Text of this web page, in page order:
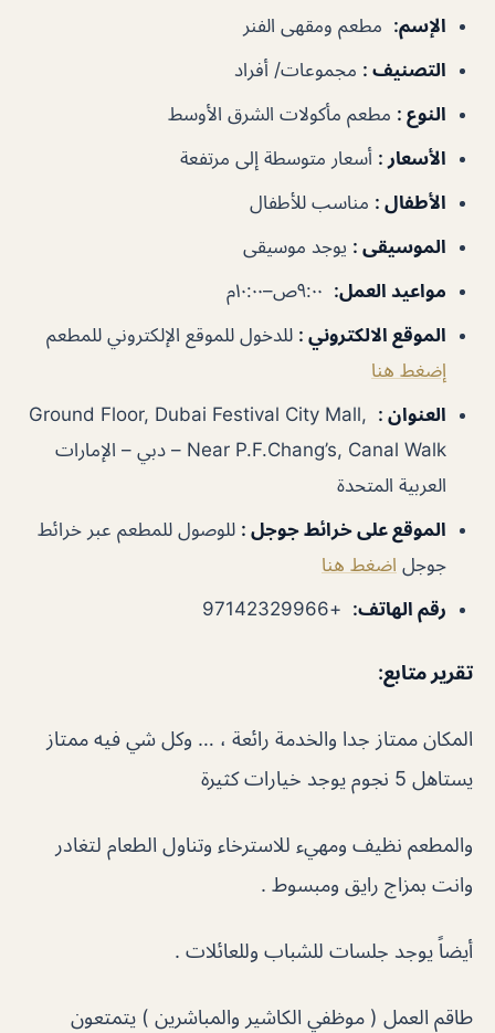
الإسم: مطعم ومقهى الفنر
التصنيف : مجموعات/ أفراد
النوع : مطعم مأكولات الشرق الأوسط
الأسعار : أسعار متوسطة إلى مرتفعة
الأطفال : مناسب للأطفال
الموسيقى : يوجد موسيقى
مواعيد العمل:
الموقع الالكتروني : للدخول للموقع الإلكتروني للمطعم
إضغط هنا
العنوان :
Ground Floor, Dubai Festival City Mall,
Near P.F.Chang’s, Canal Walk – دبي – الإمارات
العربية المتحدة
الموقع على خرائط جوجل : للوصول للمطعم عبر خرائط
جوجل اضغط هنا
رقم الهاتف:
+97142329966
تقرير متابع:
المكان ممتاز جدا والخدمة رائعة ، … وكل شي فيه ممتاز
يستاهل 5 نجوم يوجد خيارات كثيرة
والمطعم نظيف ومهيء للاسترخاء وتناول الطعام لتغادر
وانت بمزاج رايق ومبسوط .
أيضاً يوجد جلسات للشباب وللعائلات .
طاقم العمل ( موظفي الكاشير والمباشرين ) يتمتعون